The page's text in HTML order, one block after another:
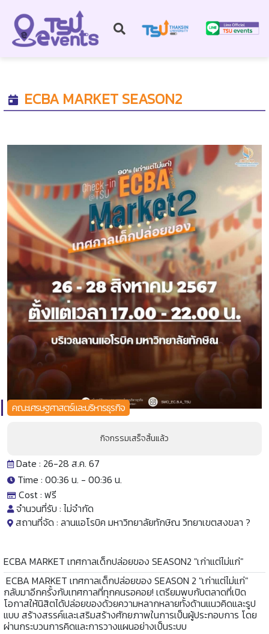
ECBA MARKET SEASON2
คณะเศรษฐศาสตร์และบริหารธุรกิจ
กิจกรรมเสร็จสิ้นแล้ว
Date : 26-28 ส.ค. 67
Time : 00:36 น. - 00:36 น.
Cost : ฟรี
จำนวนที่รับ : ไม่จำกัด
สถานที่จัด : ลานแอโรบิค มหาวิทยาลัยทักษิณ วิทยาเขตสงขลา ?
ECBA MARKET เทศกาลเด็กปล่อยของ SEASON2 "เก่าแต่ไม่แก่"
ECBA MARKET เทศกาลเด็กปล่อยของ SEASON 2 "เก่าแต่ไม่แก่"
กลับมาอีกครั้งกับเทศกาลที่ทุกคนรอคอย! เตรียมพบกับตลาดที่เปิด
โอกาสให้นิสิตได้ปล่อยของด้วยความหลากหลายทั้งด้านแนวคิดและรูป
แบบ สร้างสรรค์และเสริมสร้างศักยภาพในการเป็นผู้ประกอบการ โดย
ผ่านกระบวนการคิดและการวางแผนอย่างเป็นระบบ